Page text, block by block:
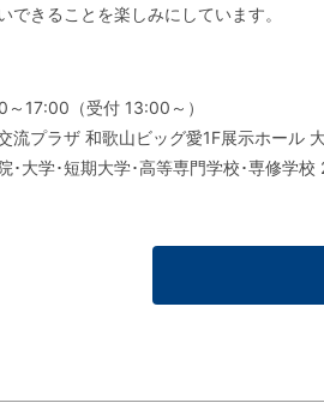
できることを楽しみにしています。
17:00（受付 13:00～）
流プラザ 和歌山ビッグ愛1F展示ホール
･大学･短期大学･高等専門学校･専修学